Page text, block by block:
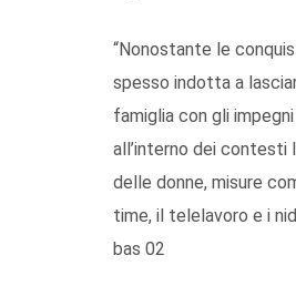
“Nonostante le
spesso indotta a
famiglia con gli
all’interno dei contesti
delle donne, misure
time, il telelavoro e i
bas 02